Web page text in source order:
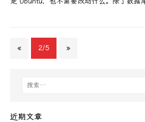
« 2/5 »
近期文章